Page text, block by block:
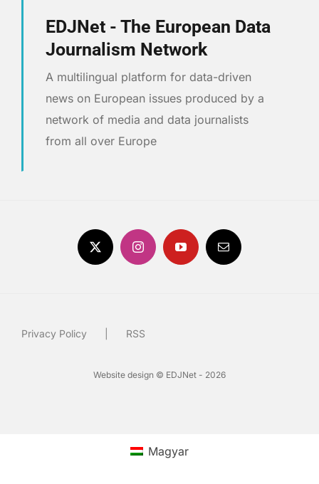
EDJNet - The European Data
Journalism Network
A multilingual platform for data-driven
news on European issues produced by a
network of media and data journalists
from all over Europe
Privacy Policy RSS
Website design © EDJNet - 2026
Magyar